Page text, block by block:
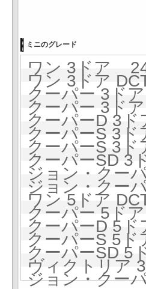
ミニのグレード
ワン 3ドア
ワン 3ドア
クーパー 3ド
クーパー 3ド
クーパーD 3
クーパーS 3
クーパーS 3
クーパーSD
ジョン・クー
ジョン・クー
ワン 5ドア
クーパー 5ド
クーパーD 5
クーパーS 5
クーパーSD
ヴィクトリア
ジョン・クー